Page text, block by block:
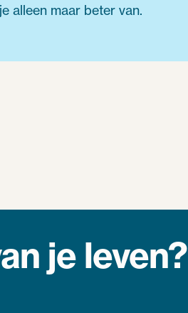
alleen maar beter van.
je leven?